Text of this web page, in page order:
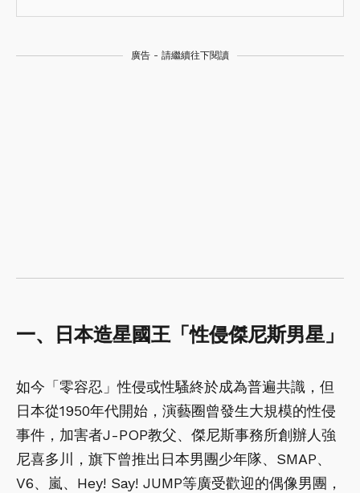
廣告 - 請繼續往下閱讀
一、日本造星國王「性侵傑尼斯男星」
如今「零容忍」性侵或性騷終於成為普遍共識，但
日本從1950年代開始，演藝圈曾發生大規模的性侵
事件，加害者J-POP教父、傑尼斯事務所創辦人強
尼喜多川，旗下曾推出日本男團少年隊、SMAP、
V6、嵐、Hey! Say! JUMP等廣受歡迎的偶像男團，